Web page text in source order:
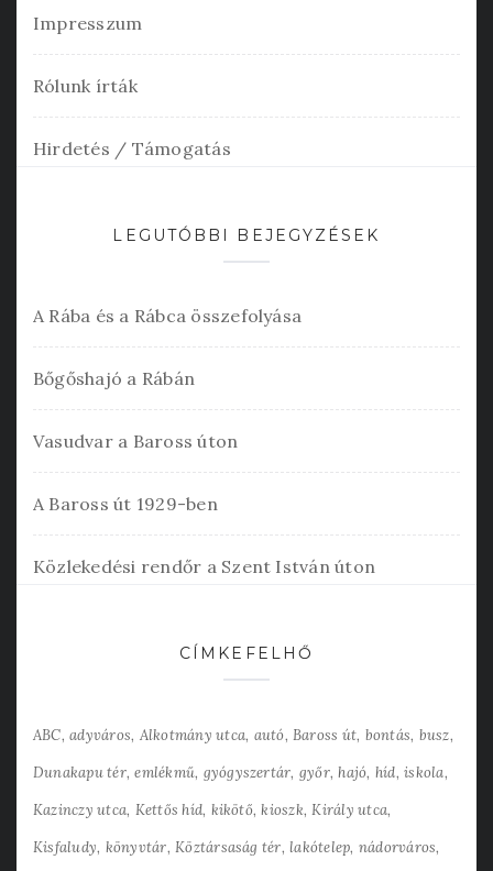
Impresszum
Rólunk írták
Hirdetés / Támogatás
LEGUTÓBBI BEJEGYZÉSEK
A Rába és a Rábca összefolyása
Bőgőshajó a Rábán
Vasudvar a Baross úton
A Baross út 1929-ben
Közlekedési rendőr a Szent István úton
CÍMKEFELHŐ
ABC adyváros Alkotmány utca autó Baross út bontás busz
Dunakapu tér emlékmű gyógyszertár győr hajó híd iskola
Kazinczy utca Kettős híd kikötő kioszk Király utca
Kisfaludy könyvtár Köztársaság tér lakótelep nádorváros